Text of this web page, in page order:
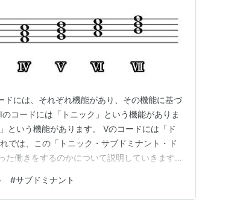
には、それぞれ機能があり、その機能に基づ
コードには「トニック」という機能がありま
という機能があります。 Ⅴのコードには「ド
では、この「トニック・サブドミナント・ド
た働きをするのかについて説明していきます。
終わりを安定した雰囲気にしたい時には、コ
#サブドミナント